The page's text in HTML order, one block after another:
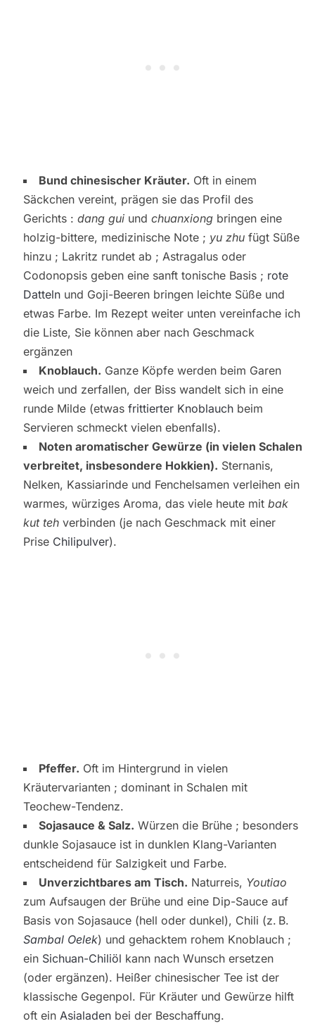
Bund chinesischer Kräuter. Oft in einem
Säckchen vereint, prägen sie das Profil des
Gerichts : dang guiund chuanxiongbringen eine
holzig-bittere, medizinische Note ; yu zhufügt Süße
hinzu ; Lakritz rundet ab ; Astragalus oder
Codonopsis geben eine sanft tonische Basis ; rote
Dattelnund Goji-Beeren bringen leichte Süße und
etwas Farbe. Im Rezept weiter unten vereinfache ich
die Liste, Sie können aber nach Geschmack
ergänzen
Knoblauch. Ganze Köpfe werden beim Garen
weich und zerfallen, der Biss wandelt sich in eine
runde Milde (etwas frittierter Knoblauchbeim
Servieren schmeckt vielen ebenfalls).
Noten aromatischer Gewürze (in vielen Schalen
verbreitet, insbesondere Hokkien). Sternanis,
Nelken, Kassiarinde und Fenchelsamen verleihen ein
warmes, würziges Aroma, das viele heute mit bak
kut tehverbinden (je nach Geschmack mit einer
Prise Chilipulver).
Pfeffer. Oft im Hintergrund in vielen
Kräutervarianten ; dominant in Schalen mit
Teochew-Tendenz.
Sojasauce & Salz. Würzen die Brühe ; besonders
dunkle Sojasauce ist in dunklen Klang-Varianten
entscheidend für Salzigkeit und Farbe.
Unverzichtbares am Tisch. Naturreis, Youtiao
zum Aufsaugen der Brühe und eine Dip-Sauce auf
Basis von Sojasauce (hell oder dunkel), Chili (z. B.
Sambal Oelek) und gehacktem rohem Knoblauch ;
ein Sichuan-Chiliöl kann nach Wunsch ersetzen
(oder ergänzen). Heißer chinesischer Tee ist der
klassische Gegenpol. Für Kräuter und Gewürze hilft
oft ein Asialadenbei der Beschaffung.